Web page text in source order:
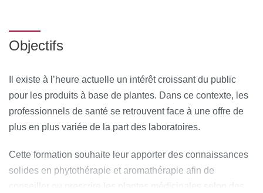
plateforme C@nditOnLine (lien cliquable)
Objectifs
Il existe à l’heure actuelle un intérêt croissant du public
pour les produits à base de plantes. Dans ce contexte, les
professionnels de santé se retrouvent face à une offre de
plus en plus variée de la part des laboratoires.
Cette formation souhaite leur apporter des connaissances
solides en phytothérapie et aromathérapie afin de
conseiller ou prescrire les plantes médicinales selon des